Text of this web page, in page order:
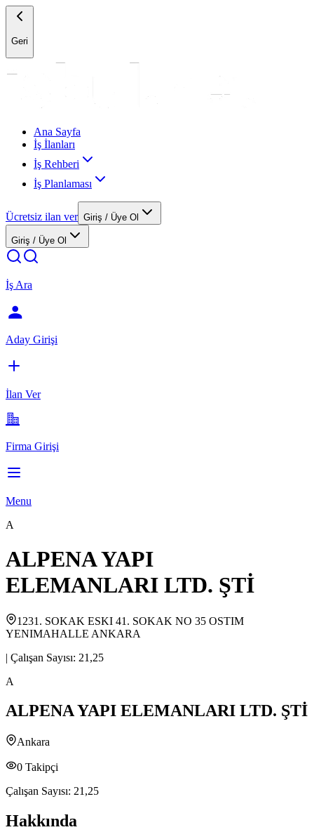
Geri
Ana Sayfa
İş İlanları
İş Rehberi
İş Planlaması
Ücretsiz ilan ver Giriş / Üye Ol
Giriş / Üye Ol
İş Ara
Aday Girişi
İlan Ver
Firma Girişi
Menu
A
ALPENA YAPI
ELEMANLARI LTD. ŞTİ
1231. SOKAK ESKI 41. SOKAK NO 35 OSTIM
YENIMAHALLE ANKARA
| Çalışan Sayısı: 21,25
A
ALPENA YAPI ELEMANLARI LTD. ŞTİ
Ankara
0 Takipçi
Çalışan Sayısı: 21,25
Hakkında